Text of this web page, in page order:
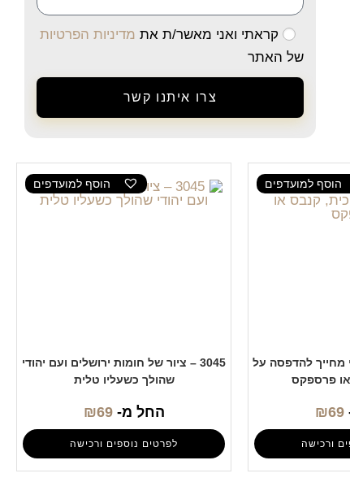
קראתי ואני מאשר/ת את מדיניות הפרטיות
של האתר
צרו איתנו קשר
הוסף למועדפים
מחייך להדפסה על
או פרספקס
₪69
ורכישה
הוסף למועדפים
3045 – ציור של חומות ירושלים ועם יהודי
שהולך כשעליו טלית
החל מ- ₪69
לפרטים נוספים ורכישה